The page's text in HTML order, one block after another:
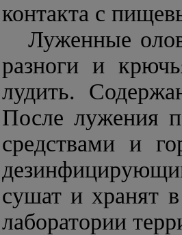
контакта с
Луженные
разноги и
лудить.
После лужения
средствами и
сушат и хранят
лаборатории